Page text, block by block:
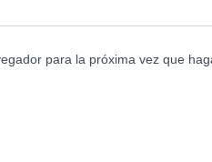
para la próxima vez que